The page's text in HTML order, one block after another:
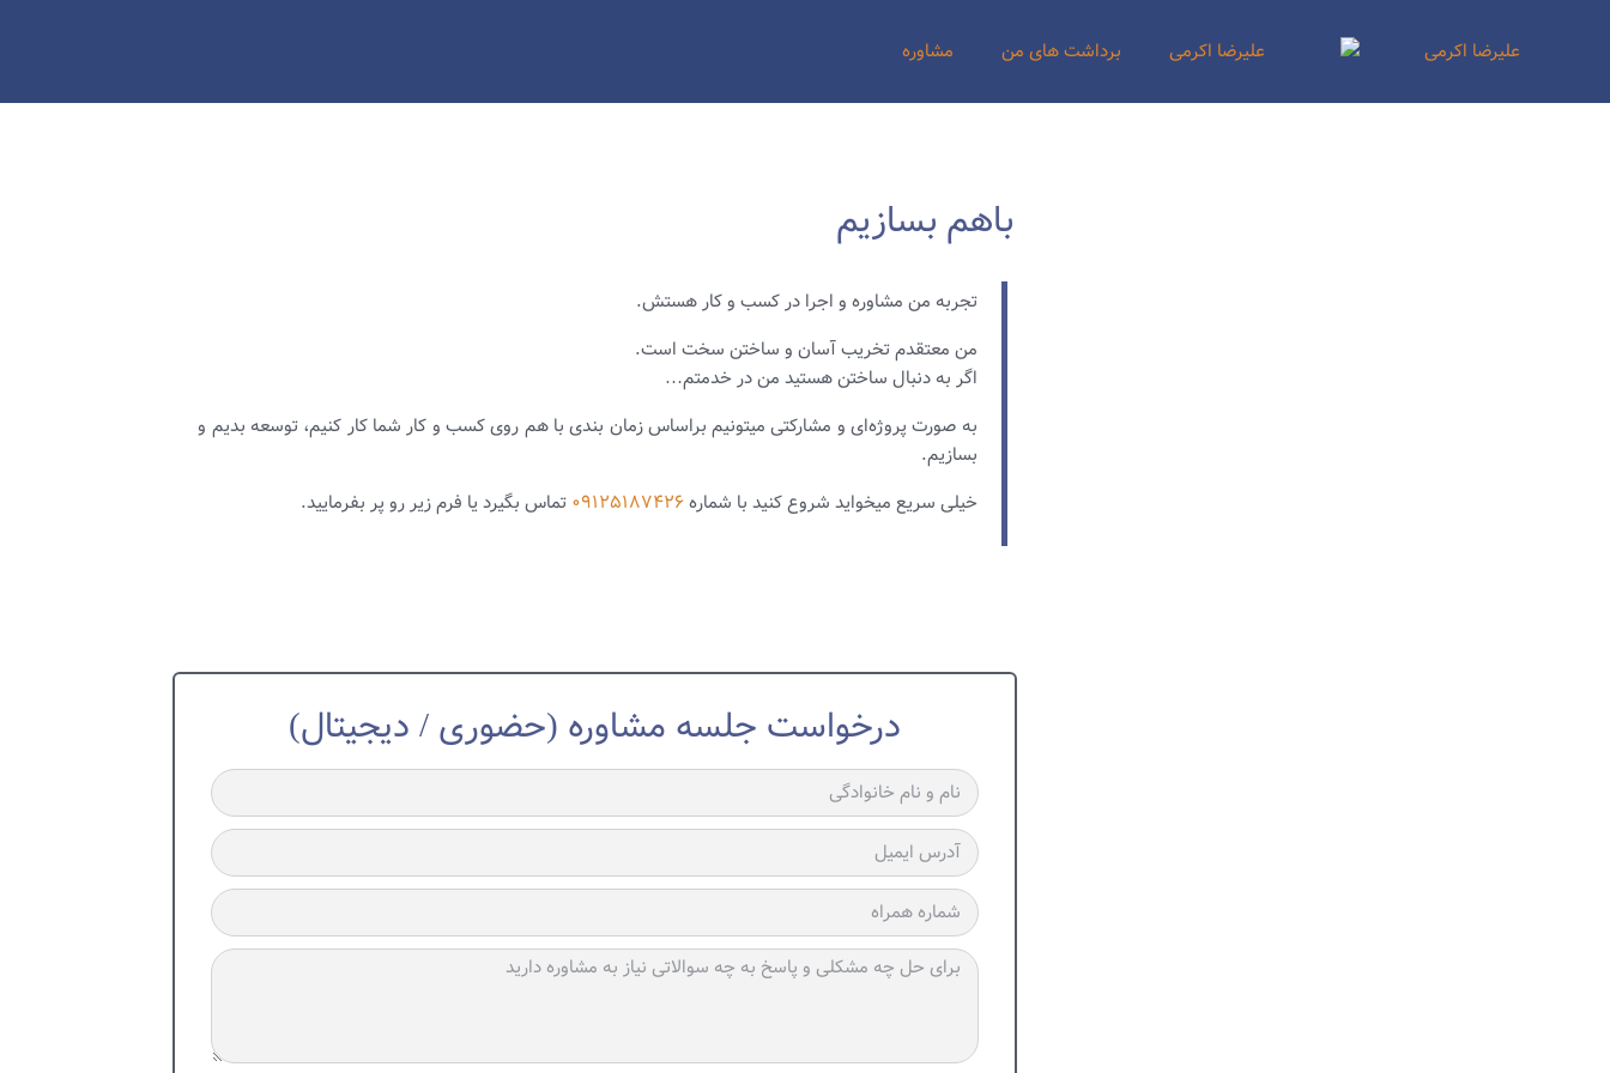
مشاوره برداشت های من علیرضا اکرمی
باهم بسازیم
تجربه من مشاوره و اجرا در کسب و کار هستش.
من معتقدم تخریب آسان و ساختن سخت است.
اگر به دنبال ساختن هستید من در خدمتم…
به صورت پروژه‌ای و مشارکتی میتونیم براساس زمان بندی با هم روی کسب و کار شما کار کنیم، توسعه بدیم و
بسازیم.
خیلی سریع میخواید شروع کنید با شماره۰۹۱۲۵۱۸۷۴۲۶ تماس بگیرد یا فرم زیر رو پر بفرمایید.
درخواست جلسه مشاوره (حضوری / دیجیتال)